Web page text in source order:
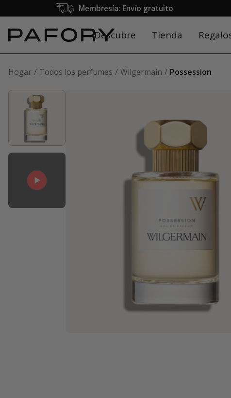
Membresía: Envío gratuito
Descubre Tienda
Hogar Todos los perfumes Wilgermain Possession